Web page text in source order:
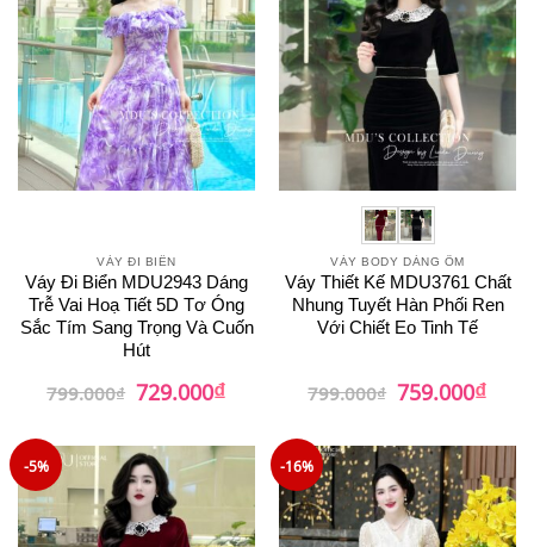
VÁY ĐI BIỂN
Váy Đi Biển MDU2943 Dáng
Trễ Vai Hoạ Tiết 5D Tơ Óng
Sắc Tím Sang Trọng Và Cuốn
Hút
799.000₫ Giá
gốc
729.000₫Giá
hiện
729.000₫.
VÁY BODY DÁNG ÔM
Váy Thiết Kế MDU3761 Chất
Nhung Tuyết Hàn Phối Ren
Với Chiết Eo Tinh Tế
799.000₫ Giá
gốc
759.000₫Giá
hiện
-5% -16%